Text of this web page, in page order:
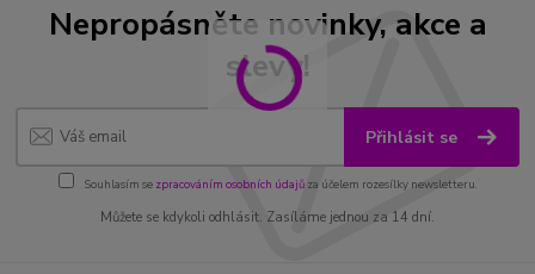
Nepropásněte novinky, akce a
slevy!
Přihlásit se
Souhlasím se zpracováním osobních údajůza účelem rozesílky newsletteru.
Můžete se kdykoli odhlásit. Zasíláme jednou za 14 dní.